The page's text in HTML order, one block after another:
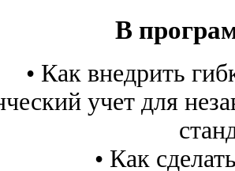
В
• Как внедрить
учет для
• Как